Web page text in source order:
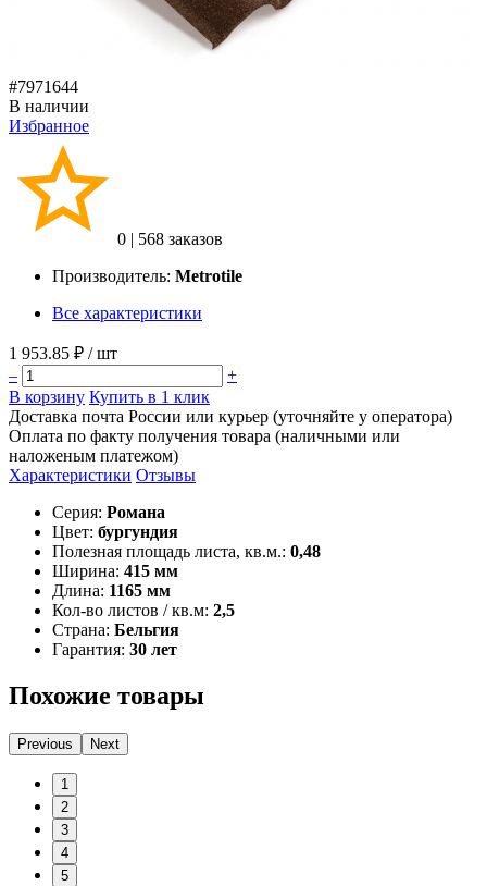
#7971644
В наличии
Избранное
0 | 568 заказов
Производитель: Metrotile
Все характеристики
1 953.85 ₽ / шт
–
+
В корзину Купить в 1 клик
Доставка почта России или курьер (уточняйте у оператора)
Оплата по факту получения товара (наличными или
наложеным платежом)
Характеристики Отзывы
Серия: Романа
Цвет: бургундия
Полезная площадь листа, кв.м.: 0,48
Ширина: 415 мм
Длина: 1165 мм
Кол-во листов / кв.м: 2,5
Страна: Бельгия
Гарантия: 30 лет
Похожие товары
Previous Next
1
2
3
4
5